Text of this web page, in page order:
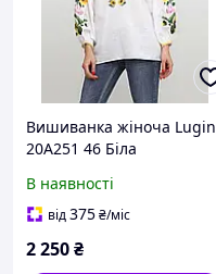
Вишиванка жіноча Lugin
20А251 46 Біла
В наявності
від375₴/міс
2 250₴